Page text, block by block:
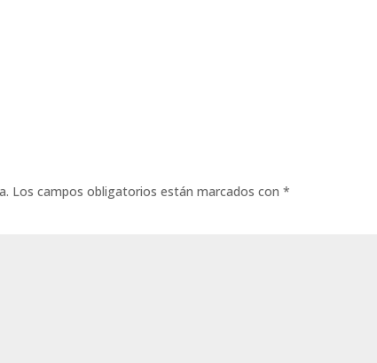
Los campos obligatorios están marcados con*